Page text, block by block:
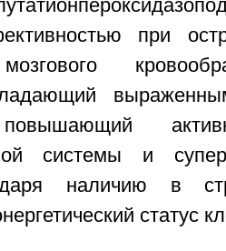
при
системы и
наличию в
статус